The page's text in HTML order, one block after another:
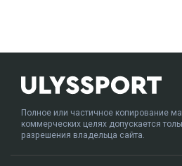
Полное или частичное копирование
коммерческих целях допускается
разрешения владельца сайта.